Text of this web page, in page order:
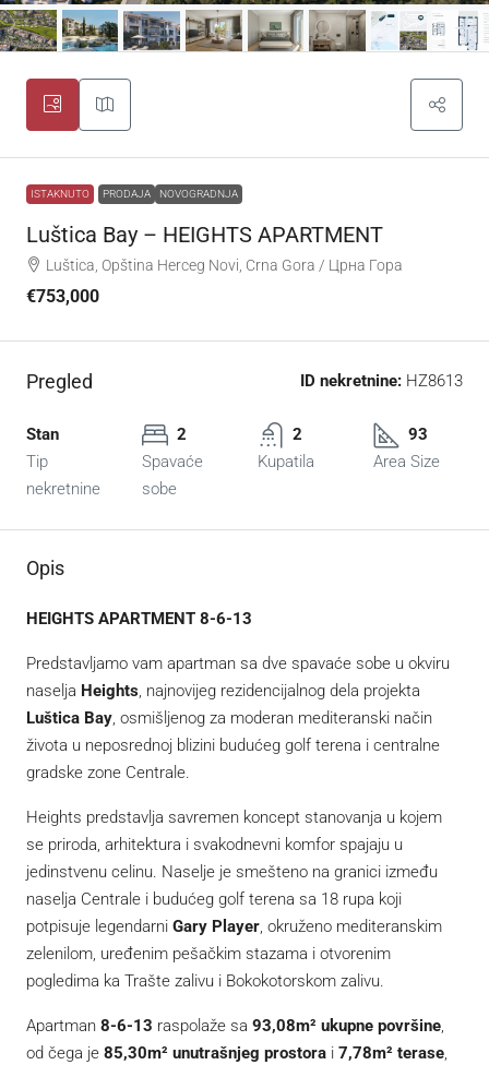
ISTAKNUTO PRODAJA NOVOGRADNJA
Luštica Bay – HEIGHTS APARTMENT
Luštica, Opština Herceg Novi, Crna Gora / Црна Гора
€753,000
Pregled ID nekretnine: HZ8613
Stan
Tip
nekretnine
2
Spavaće
sobe
2
Kupatila
93
Area Size
Opis
HEIGHTS APARTMENT 8-6-13
Predstavljamo vam apartman sa dve spavaće sobe u okviru
naselja Heights, najnovijeg rezidencijalnog dela projekta
Luštica Bay, osmišljenog za moderan mediteranski način
života u neposrednoj blizini budućeg golf terena i centralne
gradske zone Centrale.
Heights predstavlja savremen koncept stanovanja u kojem
se priroda, arhitektura i svakodnevni komfor spajaju u
jedinstvenu celinu. Naselje je smešteno na granici između
naselja Centrale i budućeg golf terena sa 18 rupa koji
potpisuje legendarni Gary Player, okruženo mediteranskim
zelenilom, uređenim pešačkim stazama i otvorenim
pogledima ka Trašte zalivu i Bokokotorskom zalivu.
Apartman 8-6-13 raspolaže sa 93,08m² ukupne površine,
od čega je 85,30m² unutrašnjeg prostora i 7,78m² terase,